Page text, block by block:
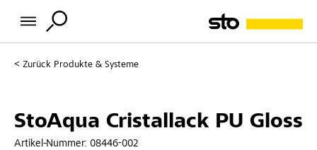
Zurück Produkte & Systeme
StoAqua Cristallack PU Gloss
Artikel-Nummer: 08446-002